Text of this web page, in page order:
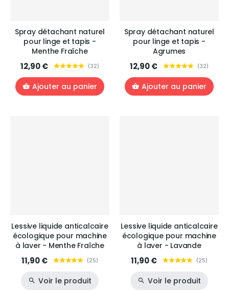
Spray détachant naturel
pour linge et tapis -
Menthe Fraîche
12,90 € (32)
Ajouter au panier
Spray détachant naturel
pour linge et tapis -
Agrumes
12,90 € (32)
Ajouter au panier
Lessive liquide anticalcaire
écologique pour machine
à laver - Menthe Fraîche
11,90 € (25)
Voir le produit
Lessive liquide anticalcaire
écologique pour machine
à laver - Lavande
11,90 € (25)
Voir le produit